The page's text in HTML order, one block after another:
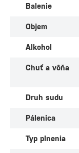
Balenie
Objem
Alkohol
Chuť a vôňa
Druh sudu
Pálenica
Typ plnenia